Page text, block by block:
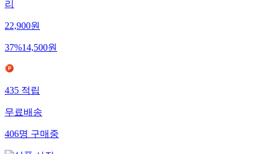
리
22,900원
37%14,500원
435적립
무료배송
406명구매중